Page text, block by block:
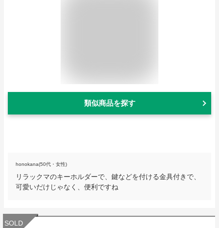
類似商品を探す
honokana(50代・女性)
リラックマのキーホルダーで、鍵などを付ける金具付きで、
可愛いだけじゃなく、便利ですね
SOLD